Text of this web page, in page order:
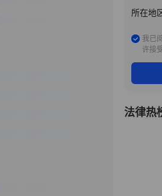
所在地
我已
许接
法律热